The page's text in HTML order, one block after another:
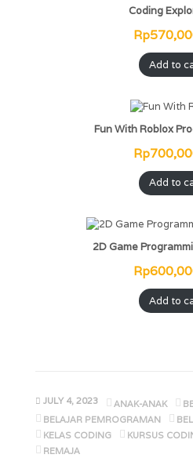
Coding
Rp
Add to
Fun With Roblox
Rp
Add to
2D Game
Rp
Add to
JULY 4, 2023 ANAK-ANAK
BELAJAR PEMROGRAMAN
KELAS CODING
KURSUS
REMAJA